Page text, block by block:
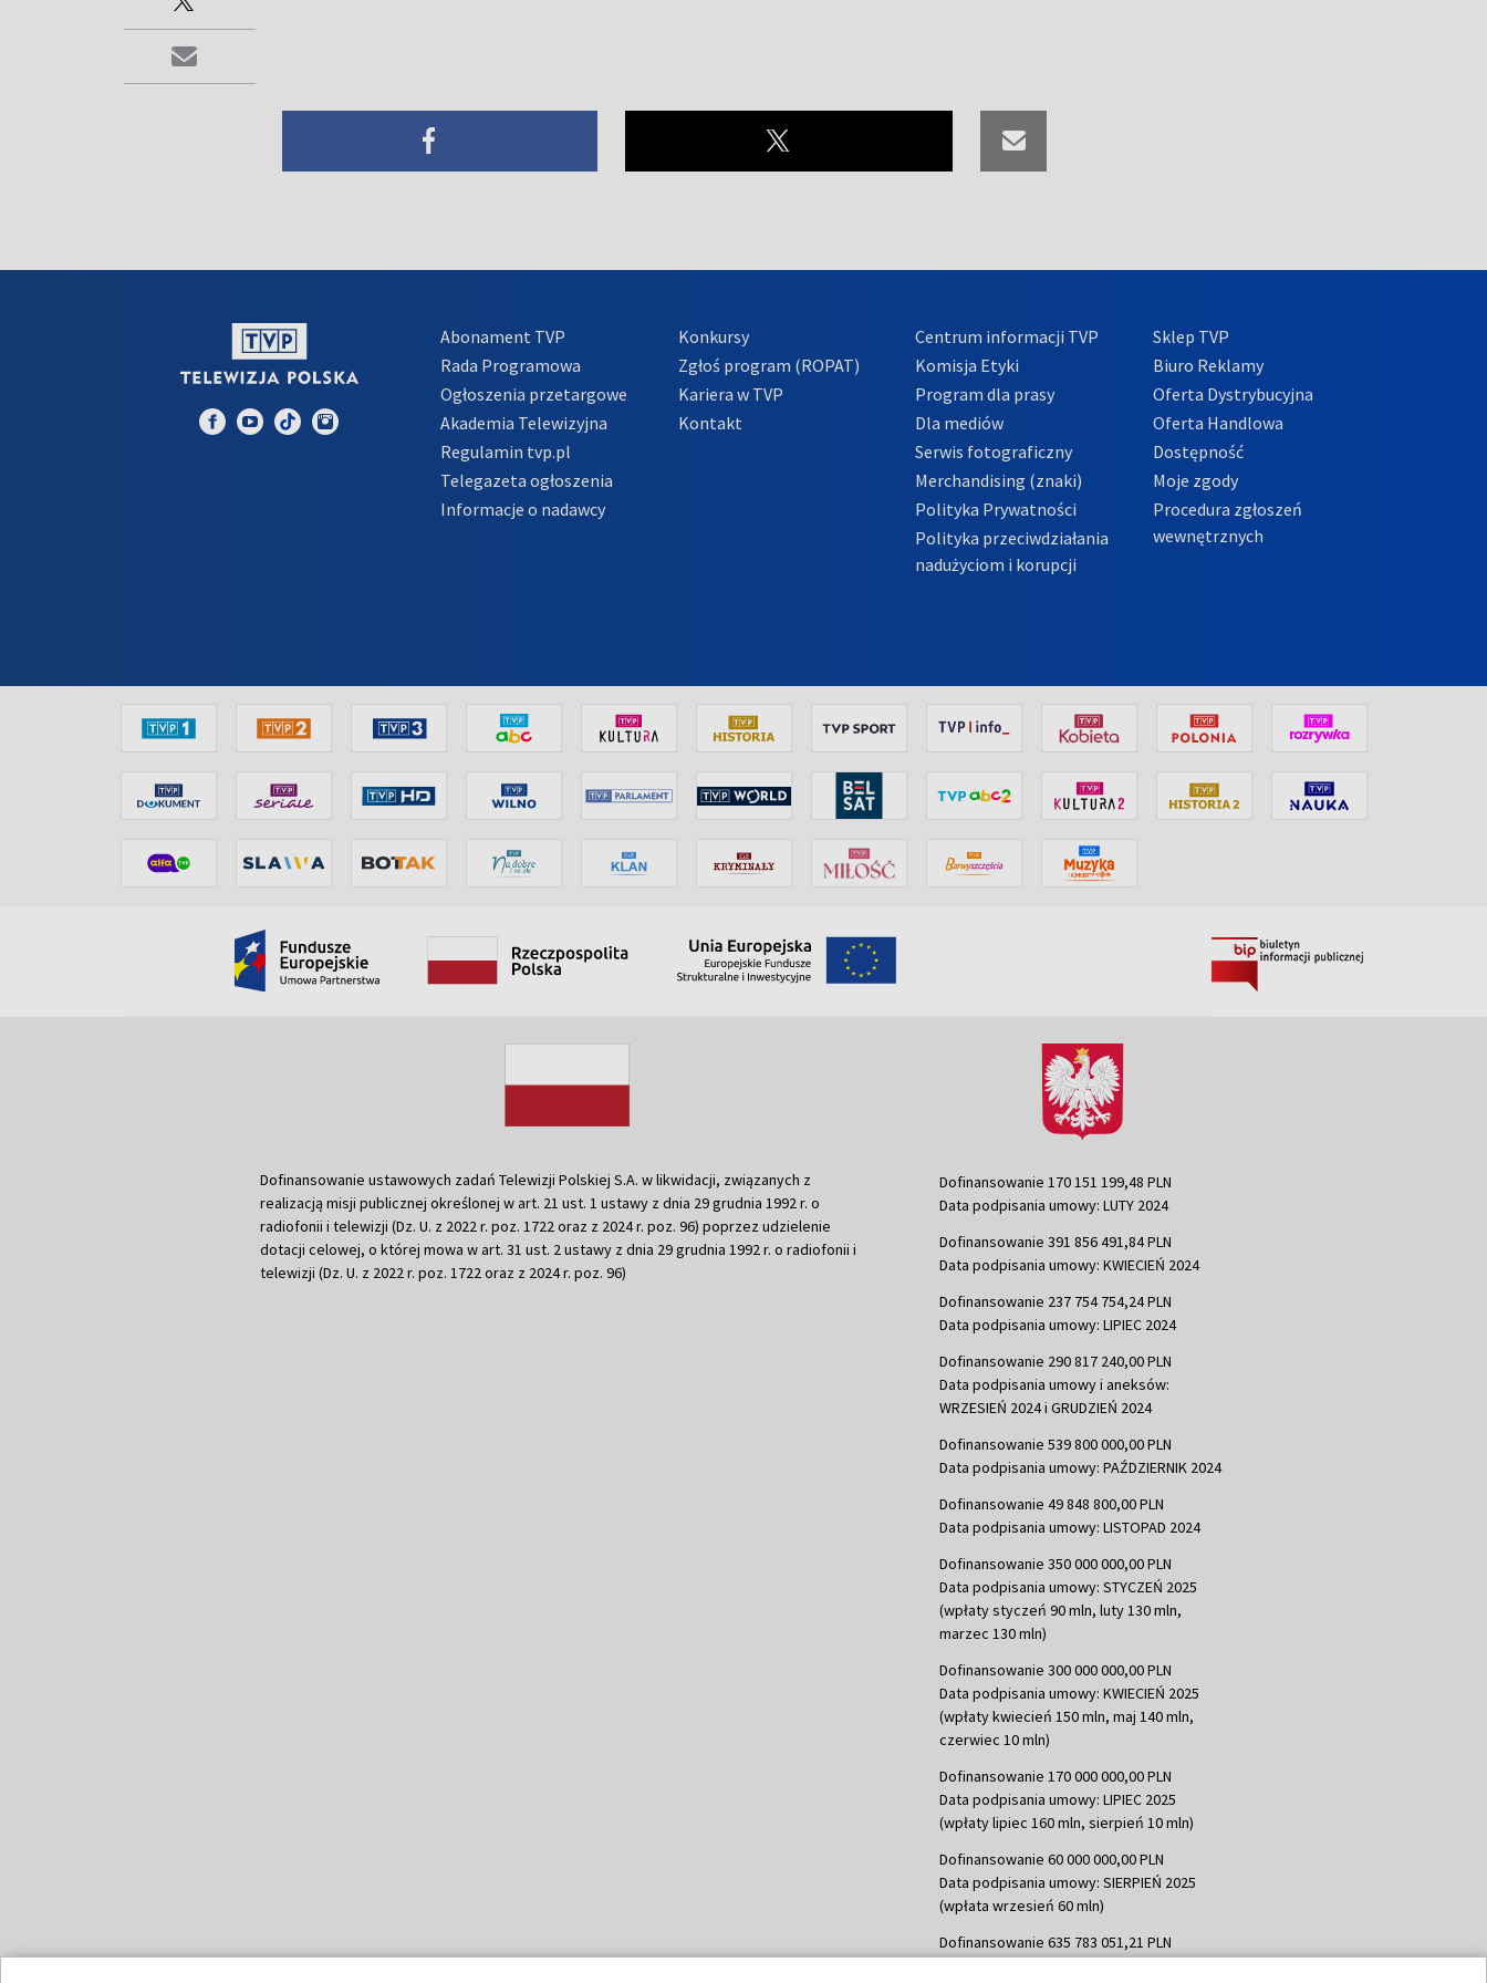
Abonament TVP
Rada Programowa
Ogłoszenia przetargowe
Akademia Telewizyjna
Regulamin tvp.pl
Telegazeta ogłoszenia
Informacje o nadawcy
Konkursy
Zgłoś program (ROPAT)
Kariera w TVP
Kontakt
Centrum informacji TVP
Komisja Etyki
Program dla prasy
Dla mediów
Serwis fotograficzny
Merchandising (znaki)
Polityka Prywatności
Polityka przeciwdziałania
nadużyciom i korupcji
Sklep TVP
Biuro Reklamy
Oferta Dystrybucyjna
Oferta Handlowa
Dostępność
Moje zgody
Procedura zgłoszeń
wewnętrznych
Dofinansowanie ustawowych zadań Telewizji Polskiej S.A. w likwidacji, związanych z
realizacją misji publicznej określonej w art. 21 ust. 1 ustawy z dnia 29 grudnia 1992 r. o
radiofonii i telewizji (Dz. U. z 2022 r. poz. 1722 oraz z 2024 r. poz. 96) poprzez udzielenie
dotacji celowej, o której mowa w art. 31 ust. 2 ustawy z dnia 29 grudnia 1992 r. o radiofonii i
telewizji (Dz. U. z 2022 r. poz. 1722 oraz z 2024 r. poz. 96)
Dofinansowanie 170 151 199,48 PLN
Data podpisania umowy: LUTY 2024
Dofinansowanie 391 856 491,84 PLN
Data podpisania umowy: KWIECIEŃ 2024
Dofinansowanie 237 754 754,24 PLN
Data podpisania umowy: LIPIEC 2024
Dofinansowanie 290 817 240,00 PLN
Data podpisania umowy i aneksów:
WRZESIEŃ 2024 i GRUDZIEŃ 2024
Dofinansowanie 539 800 000,00 PLN
Data podpisania umowy: PAŹDZIERNIK 2024
Dofinansowanie 49 848 800,00 PLN
Data podpisania umowy: LISTOPAD 2024
Dofinansowanie 350 000 000,00 PLN
Data podpisania umowy: STYCZEŃ 2025
(wpłaty styczeń 90 mln, luty 130 mln,
marzec 130 mln)
Dofinansowanie 300 000 000,00 PLN
Data podpisania umowy: KWIECIEŃ 2025
(wpłaty kwiecień 150 mln, maj 140 mln,
czerwiec 10 mln)
Dofinansowanie 170 000 000,00 PLN
Data podpisania umowy: LIPIEC 2025
(wpłaty lipiec 160 mln, sierpień 10 mln)
Dofinansowanie 60 000 000,00 PLN
Data podpisania umowy: SIERPIEŃ 2025
(wpłata wrzesień 60 mln)
Dofinansowanie 635 783 051,21 PLN